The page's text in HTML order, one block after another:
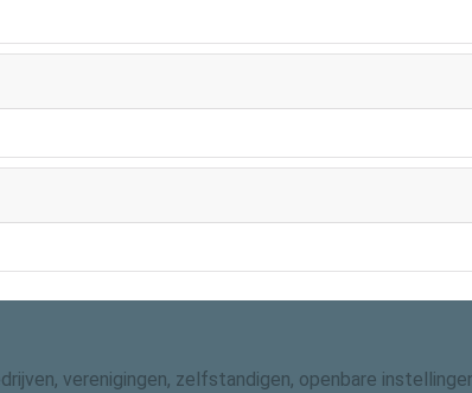
verenigingen, zelfstandigen, openbare